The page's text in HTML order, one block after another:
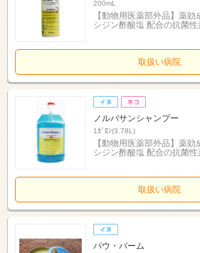
200mL
【動物用医薬部外品】薬
シジン酢酸塩 配合の抗菌
取扱い病院
ノルバサンシャンプー
1ｶﾞﾛﾝ(3.78L)
【動物用医薬部外品】薬
シジン酢酸塩 配合の抗菌
取扱い病院
パウ・バーム